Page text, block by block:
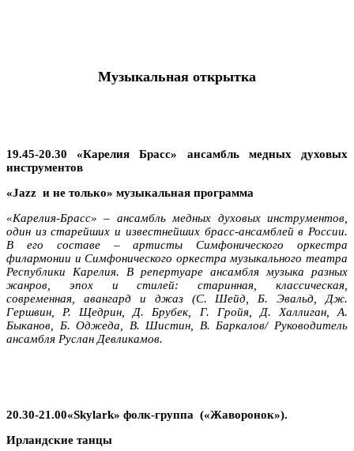
Музыкальная открытка
19.45-20.30 «Карелия Брасс» ансамбль медных духовых
инструментов
«Jazz и не только» музыкальная программа
«Карелия-Брасс» – ансамбль медных духовых инструментов,
один из старейших и известнейших брасс-ансамблей в России.
В его составе – артисты Симфонического оркестра
филармонии и Симфонического оркестра музыкального театра
Республики Карелия.
В репертуаре ансамбля музыка разных
жанров, эпох и стилей: старинная, классическая,
современная, авангард и джаз (С. Шейд, Б. Эвальд, Дж.
Гершвин, Р. Щедрин, Д. Брубек, Г. Гройя, Д. Халлиган, А.
Быканов, Б. Оджеда, В. Шистин, В. Баркалов/ Руководитель
ансамбля Руслан Девликамов.
20.30-21.00«Skylark» фолк-группа («Жаворонок»).
Ирландские танцы